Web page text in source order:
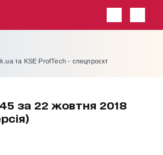
та KSE ProfTech - спецпроєкт
за 22 жовтня 2018